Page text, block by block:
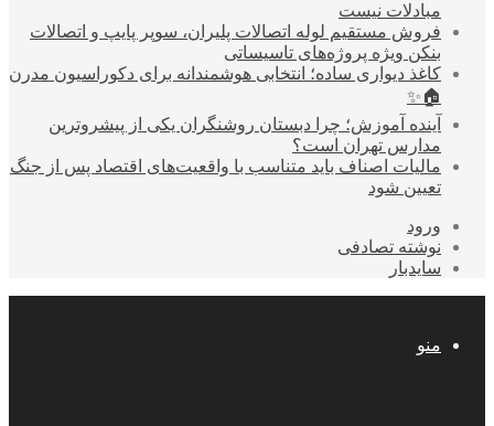
مبادلات نیست
فروش مستقیم لوله اتصالات پلیران، سوپر پایپ و اتصالات
بنکن ویژه پروژه‌های تاسیساتی
کاغذ دیواری ساده؛ انتخابی هوشمندانه برای دکوراسیون مدرن
🏠✨
آینده آموزش؛ چرا دبستان روشنگران یکی از پیشروترین
مدارس تهران است؟
مالیات اصناف باید متناسب با واقعیت‌های اقتصاد پس از جنگ
تعیین شود
ورود
نوشته تصادفی
سایدبار
منو